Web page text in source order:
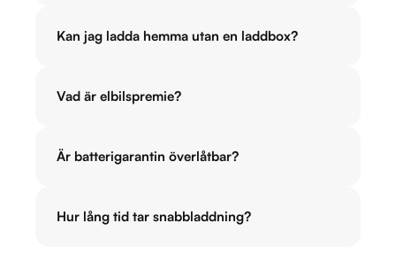
Kan jag ladda hemma utan en laddbox?
Vad är elbilspremie?
Är batterigarantin överlåtbar?
Hur lång tid tar snabbladdning?